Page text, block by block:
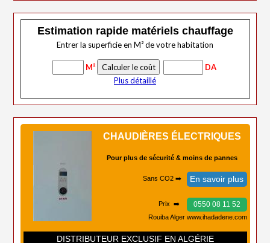
Estimation rapide matériels chauffage
Entrer la superficie en M² de votre habitation
M²
DA
Plus détaillé
CHAUDIÈRES ÉLECTRIQUES
Pour plus de sécurité & moins de pannes
Sans CO2 ➡️ En savoir plus
Prix ➡️ 0550 08 11 52
Rouiba Alger www.ihadadene.com
DISTRIBUTEUR EXCLUSIF EN ALGÉRIE